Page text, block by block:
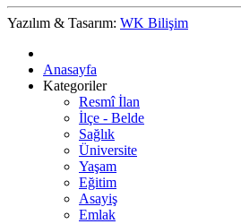
Yazılım & Tasarım: WK Bilişim
Anasayfa
Kategoriler
Resmî İlan
İlçe - Belde
Sağlık
Üniversite
Yaşam
Eğitim
Asayiş
Emlak